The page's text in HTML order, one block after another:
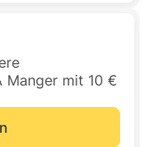
Manger mit 10 €